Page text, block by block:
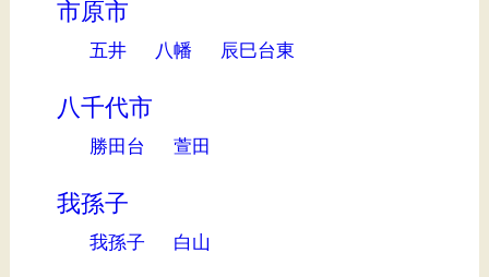
市原市
五井 八幡 辰巳台東
八千代市
勝田台 萱田
我孫子
我孫子 白山